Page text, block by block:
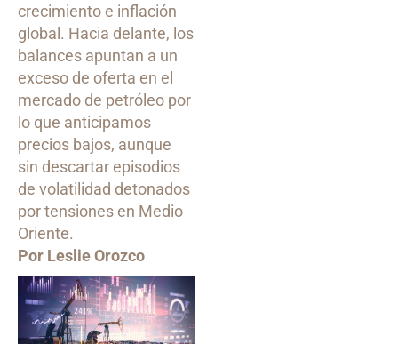
crecimiento e inflación
global. Hacia delante, los
balances apuntan a un
exceso de oferta en el
mercado de petróleo por
lo que anticipamos
precios bajos, aunque
sin descartar episodios
de volatilidad detonados
por tensiones en Medio
Oriente.
Por Leslie Orozco